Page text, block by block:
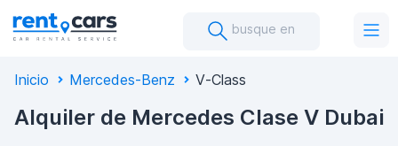
busque en
Inicio Mercedes-Benz V-Class
Alquiler de Mercedes Clase V Dubai